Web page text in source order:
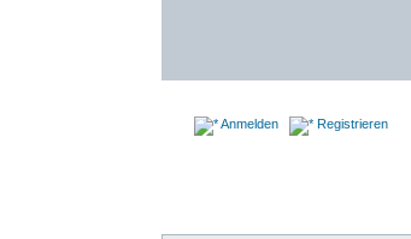
Anmelden Registrieren